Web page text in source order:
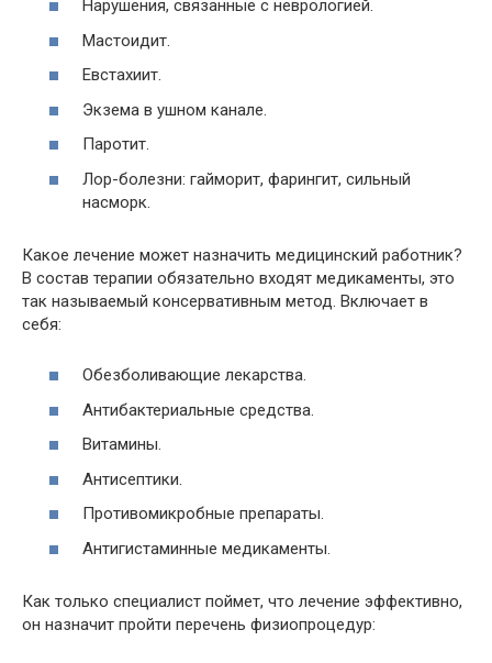
Нарушения, связанные с неврологией.
Мастоидит.
Евстахиит.
Экзема в ушном канале.
Паротит.
Лор-болезни: гайморит, фарингит, сильный
насморк.
Какое лечение может назначить медицинский работник?
В состав терапии обязательно входят медикаменты, это
так называемый консервативным метод. Включает в
себя:
Обезболивающие лекарства.
Антибактериальные средства.
Витамины.
Антисептики.
Противомикробные препараты.
Антигистаминные медикаменты.
Как только специалист поймет, что лечение эффективно,
он назначит пройти перечень физиопроцедур: